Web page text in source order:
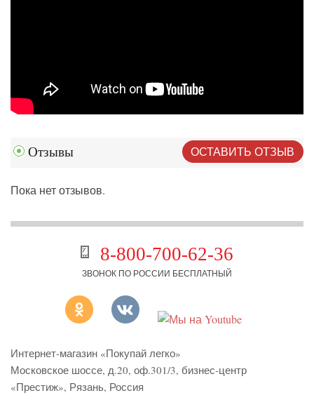
Отзывы ОСТАВИТЬ ОТЗЫВ
Пока нет отзывов.
8-800-700-62-36
ЗВОНОК ПО РОССИИ БЕСПЛАТНЫЙ
Интернет-магазин «Покупай легко»
Московское шоссе, д.20, оф.301/3, бизнес-центр
«Престиж», Рязань, Россия